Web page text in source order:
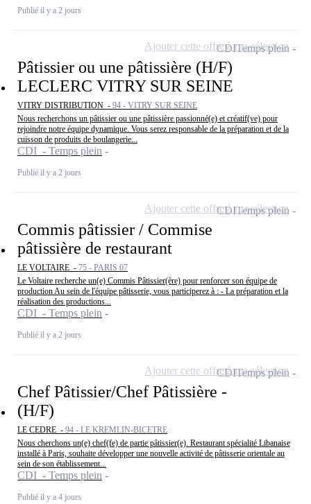
Publié il y a 2 jours
Pâtissier ou une pâtissière (H/F)
LECLERC VITRY SUR SEINE
VITRY DISTRIBUTION - 94 - VITRY SUR SEINE
Nous recherchons un pâtissier ou une pâtissière passionné(e) et créatif(ve) pour
rejoindre notre équipe dynamique. Vous serez responsable de la préparation et de la
cuisson de produits de boulangerie...
CDI - Temps plein
Publié il y a 2 jours
CDITemps plein
Ajouter cette offre à ma sélection
Commis pâtissier / Commise
pâtissière de restaurant
LE VOLTAIRE - 75 - PARIS 07
Le Voltaire recherche un(e) Commis Pâtissier(ère) pour renforcer son équipe de
production Au sein de l'équipe pâtisserie, vous participerez à : - La préparation et la
réalisation des productions...
CDI - Temps plein
Publié il y a 2 jours
CDITemps plein
Ajouter cette offre à ma sélection
Chef Pâtissier/Chef Pâtissière -
(H/F)
LE CEDRE - 94 - LE KREMLIN-BICETRE
Nous cherchons un(e) chef(fe) de partie pâtissier(e). Restaurant spécialité Libanaise
installé à Paris, souhaite développer une nouvelle activité de pâtisserie orientale au
sein de son établissement...
CDI - Temps plein
Publié il y a 4 jours
CDITemps plein
Ajouter cette offre à ma sélection